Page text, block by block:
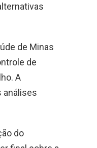
de Minas
de
A
análises
do